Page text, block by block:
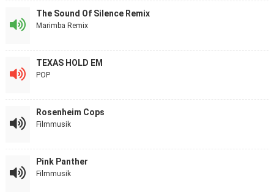
The Sound Of Silence Remix
Marimba Remix
TEXAS HOLD EM
POP
Rosenheim Cops
Filmmusik
Pink Panther
Filmmusik